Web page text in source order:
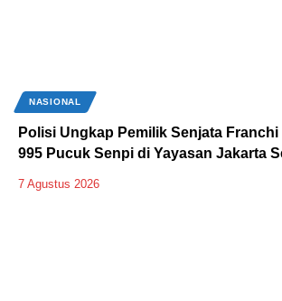
NASIONAL
Polisi Ungkap Pemilik Senjata Franchi
995 Pucuk Senpi di Yayasan Jakarta
7 Agustus 2026